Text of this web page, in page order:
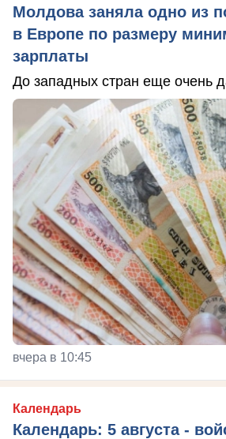
Молдова заняла одно из
в Европе по размеру
зарплаты
До западных стран еще очень
вчера в 10:45
Календарь
Календарь: 5 августа -